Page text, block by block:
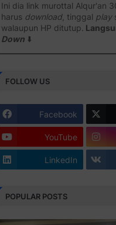
Ini dia link murottal Alqur'an
harus download, tinggal play
walaupun HP ditutup.
Down⬇️
Juz 1 ⇨http://j.mp/2b8SiNO
Juz 2 ⇨http://j.mp/2b8RJmQ
Juz 3 ⇨http://j.mp/2bFSrtF
Juz 4 ⇨http://j.mp/2b8SXi3
Juz 5 ⇨http://j.mp/2b8RZm3
Juz 6 ⇨http://j.mp/28MBohs
Juz 7 ⇨http://j.mp/2bFRIZC
FOLLOW US
Facebook
YouTube
LinkedIn
POPULAR POSTS